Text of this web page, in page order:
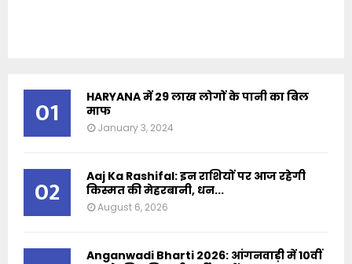
01
HARYANA में 29 लाख लोगों के पानी का बिल
माफ
January 3, 2024
02
Aaj Ka Rashifal: इन राशियों पर आज रहेगी
किस्मत की मेहरबानी, धन...
August 6, 2026
Anganwadi Bharti 2026: आंगनवाड़ी में 10वीं